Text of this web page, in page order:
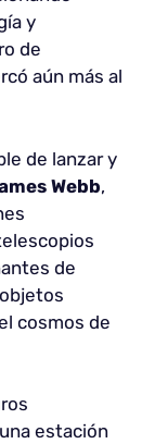
y
de
aún más al
de lanzar y
Webb,
de
cosmos de
estación